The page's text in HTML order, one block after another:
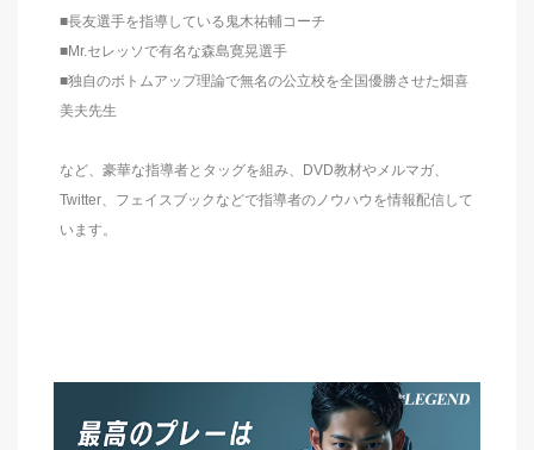
■長友選手を指導している鬼木祐輔コーチ
■Mr.セレッソで有名な森島寛晃選手
■独自のボトムアップ理論で無名の公立校を全国優勝させた畑喜
美夫先生
など、豪華な指導者とタッグを組み、DVD教材やメルマガ、
Twitter、フェイスブックなどで指導者のノウハウを情報配信して
います。